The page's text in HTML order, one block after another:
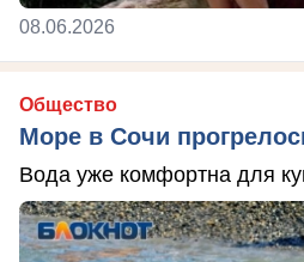
08.06.2026
Общество
Море в Сочи
Вода уже комфортна для